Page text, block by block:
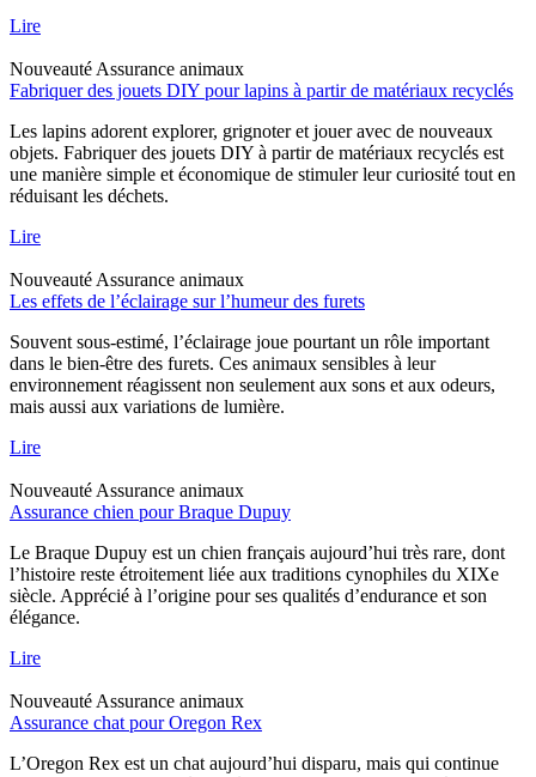
Lire
Nouveauté Assurance animaux
Fabriquer des jouets DIY pour lapins à partir de matériaux recyclés
Les lapins adorent explorer, grignoter et jouer avec de nouveaux
objets. Fabriquer des jouets DIY à partir de matériaux recyclés est
une manière simple et économique de stimuler leur curiosité tout en
réduisant les déchets.
Lire
Nouveauté Assurance animaux
Les effets de l’éclairage sur l’humeur des furets
Souvent sous-estimé, l’éclairage joue pourtant un rôle important
dans le bien-être des furets. Ces animaux sensibles à leur
environnement réagissent non seulement aux sons et aux odeurs,
mais aussi aux variations de lumière.
Lire
Nouveauté Assurance animaux
Assurance chien pour Braque Dupuy
Le Braque Dupuy est un chien français aujourd’hui très rare, dont
l’histoire reste étroitement liée aux traditions cynophiles du XIXe
siècle. Apprécié à l’origine pour ses qualités d’endurance et son
élégance.
Lire
Nouveauté Assurance animaux
Assurance chat pour Oregon Rex
L’Oregon Rex est un chat aujourd’hui disparu, mais qui continue